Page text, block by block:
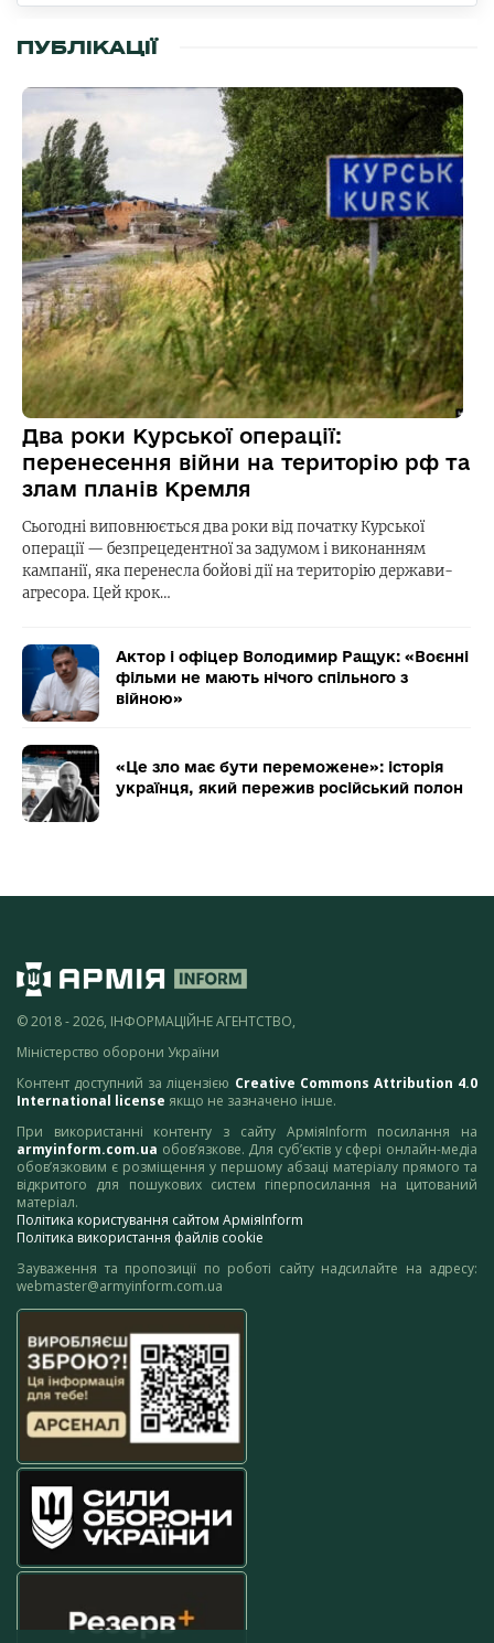
ПУБЛІКАЦІЇ
Два роки Курської операції:
перенесення війни на територію рф та
злам планів Кремля
Сьогодні виповнюється два роки від початку Курської
операції — безпрецедентної за задумом і виконанням
кампанії, яка перенесла бойові дії на територію держави-
агресора. Цей крок…
Актор і офіцер Володимир Ращук: «Воєнні
фільми не мають нічого спільного з
війною»
«Це зло має бути переможене»: історія
українця, який пережив російський полон
© 2018 - 2026, ІНФОРМАЦІЙНЕ АГЕНТСТВО,
Міністерство оборони України
Контент доступний за ліцензією Creative Commons Attribution 4.0
International license якщо не зазначено інше.
При використанні контенту з сайту АрміяInform посилання на
armyinform.com.ua обов’язкове. Для суб’єктів у сфері онлайн-медіа
обов’язковим є розміщення у першому абзаці матеріалу прямого та
відкритого для пошукових систем гіперпосилання на цитований
матеріал.
Політика користування сайтом АрміяInform
Політика використання файлів cookie
Зауваження та пропозиції по роботі сайту надсилайте на адресу:
webmaster@armyinform.com.ua